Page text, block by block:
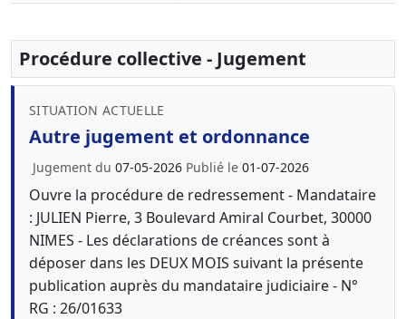
Procédure collective - Jugement
SITUATION ACTUELLE
Autre jugement et ordonnance
Jugement du 07-05-2026 Publié le 01-07-2026
Ouvre la procédure de redressement - Mandataire
: JULIEN Pierre, 3 Boulevard Amiral Courbet, 30000
NIMES - Les déclarations de créances sont à
déposer dans les DEUX MOIS suivant la présente
publication auprès du mandataire judiciaire - N°
RG : 26/01633